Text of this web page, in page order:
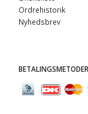
Ordrehistorik
Nyhedsbrev
BETALINGSMETODER